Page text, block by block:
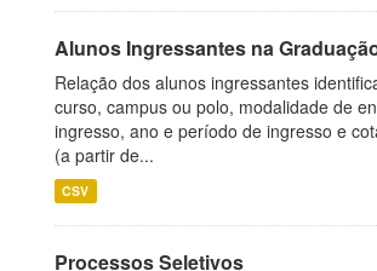
Alunos Ingressantes na
Relação dos alunos ingressantes
curso, campus ou polo, modalidade de
ingresso, ano e período de ingresso e
(a partir de...
CSV
Processos Seletivos